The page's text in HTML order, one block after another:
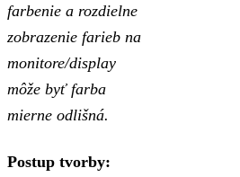
farbenie a rozdielne
zobrazenie farieb na
monitore/display
môže byť farba
mierne odlišná.
Postup tvorby: